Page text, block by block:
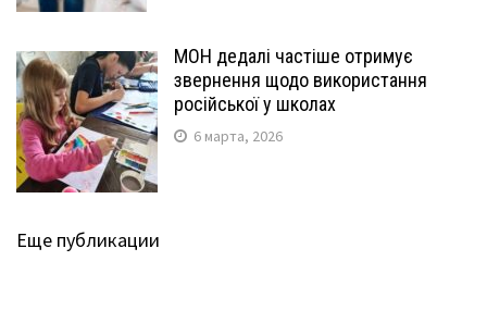
МОН дедалі частіше отримує
звернення щодо використання
російської у школах
6 марта, 2026
Еще публикации